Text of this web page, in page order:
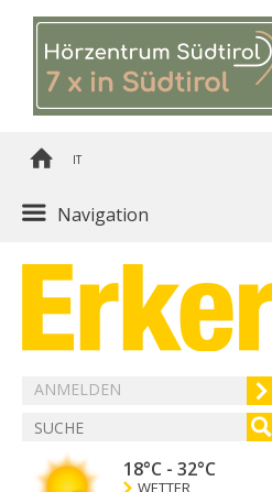
IT
Navigation
ANMELDEN
18°C - 32°C
WETTER